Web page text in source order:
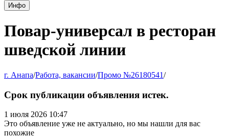
Инфо
Повар-универсал в ресторан
шведской линии
г. Анапа/Работа, вакансии/Промо №26180541/
Срок публикации объявления истек.
1 июля 2026 10:47
Это объявление уже не актуально, но мы нашли для вас
похожие